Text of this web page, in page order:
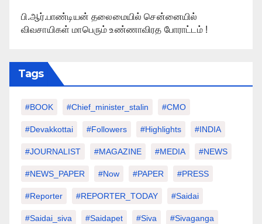
பி.ஆர்.பாண்டியன் தலைமையில் சென்னையில்
விவசாயிகள் மாபெரும் உண்ணாவிரத போராட்டம் !
Tags
#BOOK #chief_minister_stalin #CMO
#devakkottai #followers #highlights #INDIA
#JOURNALIST #MAGAZINE #MEDIA #NEWS
#NEWS_PAPER #Now #PAPER #PRESS
#Reporter #REPORTER_TODAY #saidai
#saidai_siva #saidapet #Siva #Sivaganga